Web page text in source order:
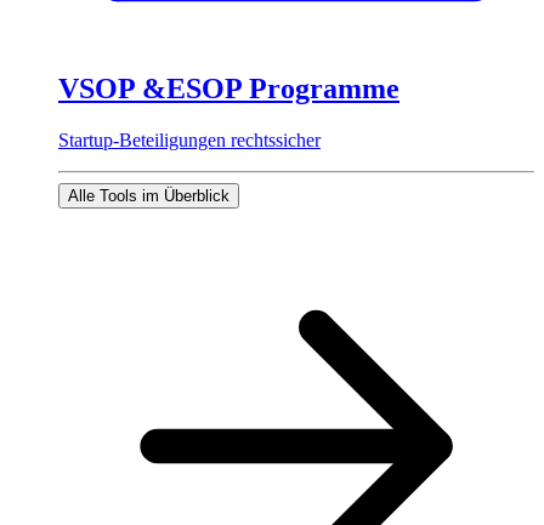
VSOP &ESOP Programme
Startup-Beteiligungen rechtssicher
Alle Tools im Überblick